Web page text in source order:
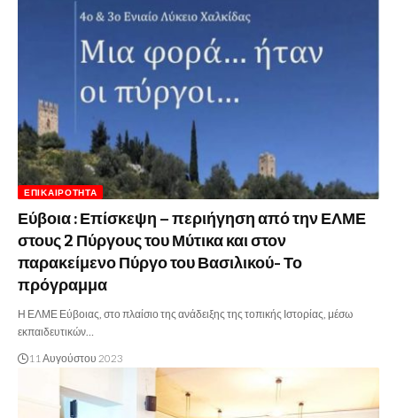
ΕΠΙΚΑΙΡΌΤΗΤΑ
Εύβοια : Επίσκεψη – περιήγηση από την ΕΛΜΕ
στους 2 Πύργους του Μύτικα και στον
παρακείμενο Πύργο του Βασιλικού- Το
πρόγραμμα
Η ΕΛΜΕ Εύβοιας, στο πλαίσιο της ανάδειξης της τοπικής Ιστορίας, μέσω
εκπαιδευτικών…
11 Αυγούστου 2023